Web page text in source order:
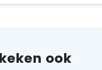
ook